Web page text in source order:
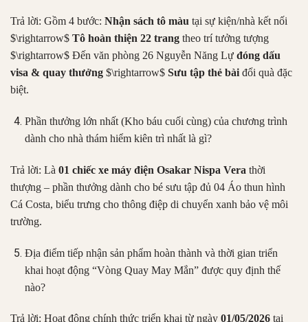
Trả lời: Gồm 4 bước: Nhận sách tô màu tại sự kiện/nhà kết nối
$\rightarrow$ Tô hoàn thiện 22 trang theo trí tưởng tượng
$\rightarrow$ Đến văn phòng 26 Nguyễn Năng Lự đóng dấu
visa & quay thưởng $\rightarrow$ Sưu tập thẻ bài đổi quà đặc
biệt.
Phần thưởng lớn nhất (Kho báu cuối cùng) của chương trình
dành cho nhà thám hiểm kiên trì nhất là gì?
Trả lời: Là 01 chiếc xe máy điện Osakar Nispa Vera thời
thượng – phần thưởng dành cho bé sưu tập đủ 04 Áo thun hình
Cá Costa, biểu trưng cho thông điệp di chuyển xanh bảo vệ môi
trường.
Địa điểm tiếp nhận sản phẩm hoàn thành và thời gian triển
khai hoạt động “Vòng Quay May Mắn” được quy định thế
nào?
Trả lời: Hoạt động chính thức triển khai từ ngày 01/05/2026 tại